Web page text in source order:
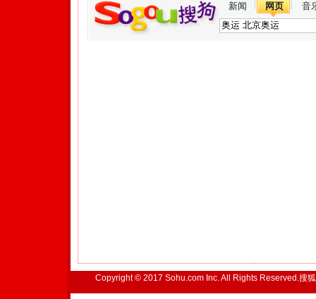
新闻 网页 音
Copyright © 2017 Sohu.com Inc. All Rights Reserved.搜